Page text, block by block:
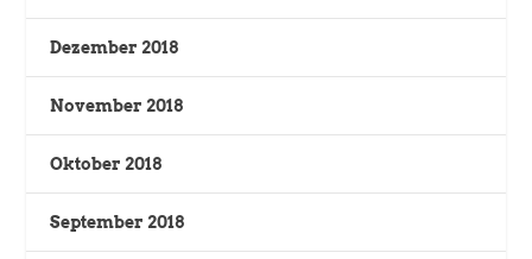
Dezember 2018
November 2018
Oktober 2018
September 2018